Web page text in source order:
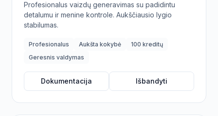
Profesionalus vaizdų generavimas su padidintu
detalumu ir menine kontrole. Aukščiausio lygio
stabilumas.
Profesionalus Aukšta kokybė
100 kreditų
Geresnis valdymas
Dokumentacija Išbandyti